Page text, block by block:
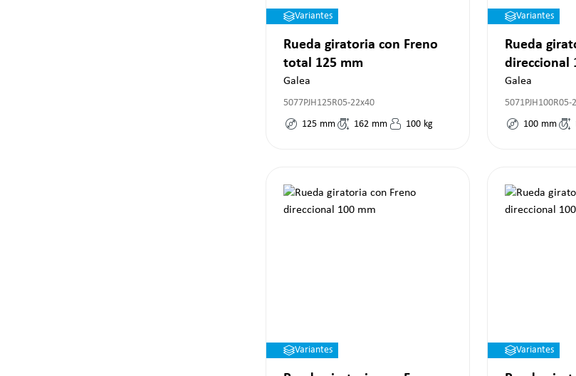
Variantes
Rueda giratoria con Freno
total 125 mm
Galea
5077PJH125R05-22x40
125 mm 162 mm 100 kg
Variantes
Rueda
direccional
Galea
5071PJH100R05-
100 mm
Variantes Variantes